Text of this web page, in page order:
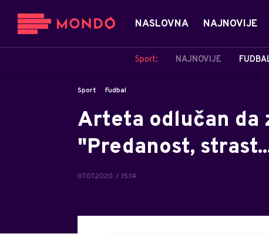
NASLOVNA NAJNOVIJE
Sport: NAJNOVIJE
Sport Fudbal
Arteta odlučan da
"Predanost,
07.07.2020. / 15:14